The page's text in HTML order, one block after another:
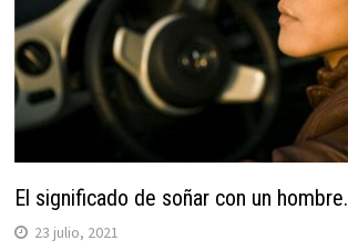
El significado de soñar con un hombre.
23 julio, 2021